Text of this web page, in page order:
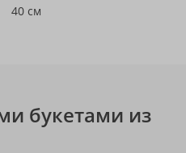
40 см
букетами из